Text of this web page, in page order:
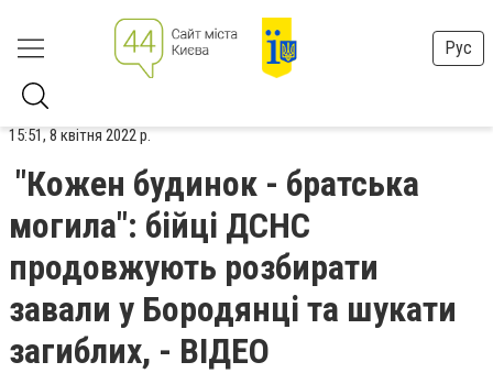
Рус
15:51, 8 квітня 2022 р.
"Кожен будинок - братська
могила": бійці ДСНС
продовжують розбирати
завали у Бородянці та шукати
загиблих, - ВІДЕО